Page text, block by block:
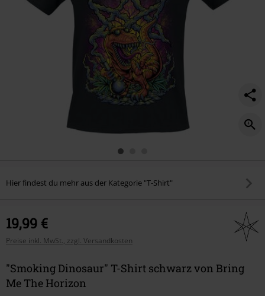
Hier findest du mehr aus der Kategorie "T-Shirt"
19,99 €
Preise inkl. MwSt., zzgl. Versandkosten
"Smoking Dinosaur" T-Shirt schwarz von Bring
Me The Horizon